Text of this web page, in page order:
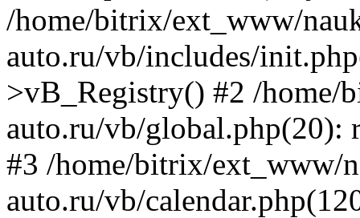
/home/bitrix/ext_www/
auto.ru/vb/includes/
>vB_Registry() #2 /home/
auto.ru/vb/global.php(20):
#3 /home/bitrix/ext_www/
auto.ru/vb/